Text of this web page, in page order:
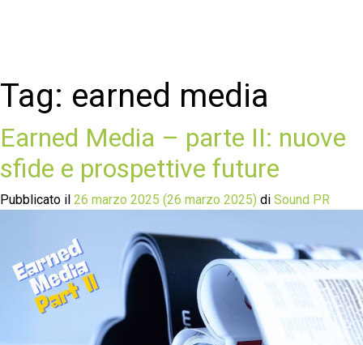
Tag: earned media
Earned Media – parte II: nuove
sfide e prospettive future
Pubblicato il 26 marzo 2025 (26 marzo 2025) di Sound PR